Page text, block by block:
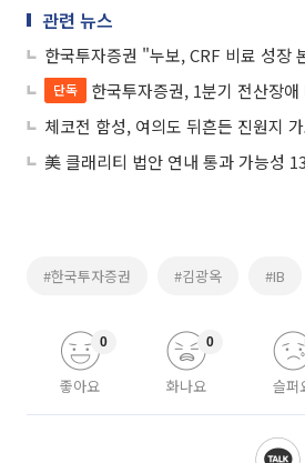
관련 뉴스
단독
한국투자증권, 1분기 전산장애 배상액
#한국투자증권 #김광옥 #IB
좋아요
0
화나요
0
슬퍼